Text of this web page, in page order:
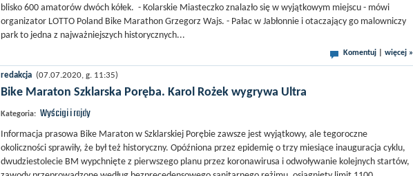
blisko 600 amatorów dwóch kółek. - Kolarskie Miasteczko znalazło się w wyjątkowym miejscu - mówi
organizator LOTTO Poland Bike Marathon Grzegorz Wajs. - Pałac w Jabłonnie i otaczający go malowniczy
park to jedna z najważniejszych historycznych...
Komentuj więcej »
redakcja (07.07.2020, g. 11:35)
Bike Maraton Szklarska Poręba. Karol Rożek wygrywa Ultra
Kategoria: Wyścigi i rajdy
Informacja prasowa Bike Maraton w Szklarskiej Porębie zawsze jest wyjątkowy, ale tegoroczne
okoliczności sprawiły, że był też historyczny. Opóźniona przez epidemię o trzy miesiące inauguracja cyklu,
dwudziestolecie BM wypchnięte z pierwszego planu przez koronawirusa i odwoływanie kolejnych startów,